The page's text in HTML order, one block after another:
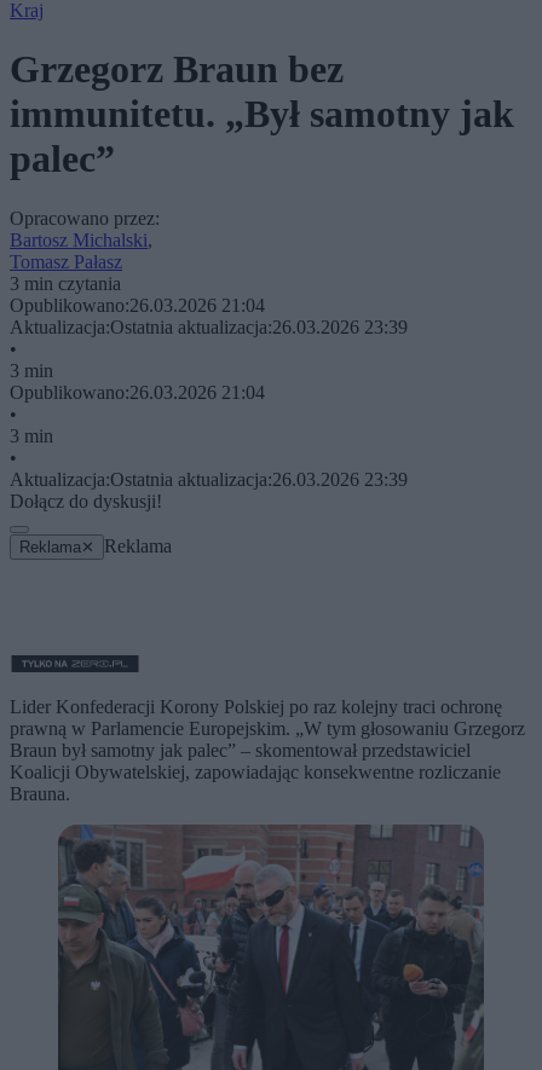
Kraj
Grzegorz Braun bez
immunitetu. „Był samotny jak
palec”
Opracowano przez:
Bartosz Michalski,
Tomasz Pałasz
3 min czytania
Opublikowano:26.03.2026 21:04
Aktualizacja:Ostatnia aktualizacja:26.03.2026 23:39
•
3 min
Opublikowano:26.03.2026 21:04
•
3 min
•
Aktualizacja:Ostatnia aktualizacja:26.03.2026 23:39
Dołącz do dyskusji!
Reklama ✕ Reklama
Lider Konfederacji Korony Polskiej po raz kolejny traci ochronę
prawną w Parlamencie Europejskim. „W tym głosowaniu Grzegorz
Braun był samotny jak palec” – skomentował przedstawiciel
Koalicji Obywatelskiej, zapowiadając konsekwentne rozliczanie
Brauna.